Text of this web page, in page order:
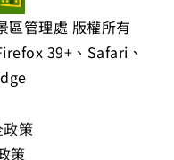
區管理處 版權所有
39+、Safari、
策
策